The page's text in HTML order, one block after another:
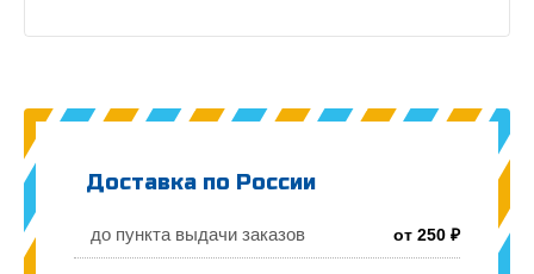
Доставка по России
до пункта выдачи заказов от 250 ₽